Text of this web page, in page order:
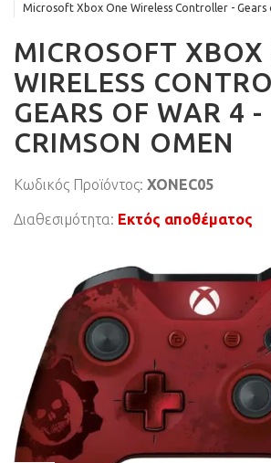
Microsoft Xbox One Wireless Controller - Gears
MICROSOFT XBOX
WIRELESS
GEARS OF WAR 4 -
CRIMSON OMEN
Κωδικός Προϊόντος: XONEC05
Διαθεσιμότητα: Εκτός αποθέματος